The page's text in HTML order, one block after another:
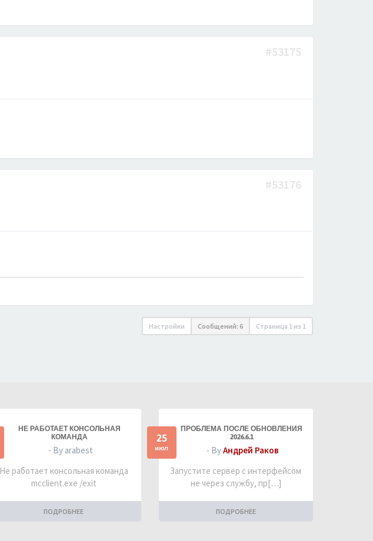
#53175
#53176
Настройки Сообщений: 6 Страница 1 из 1
НЕ РАБОТАЕТ КОНСОЛЬНАЯ
КОМАНДА
- By arabest
Не работает консольная команда
mcclient.exe /exit
ПОДРОБНЕЕ
25
июл
ПРОБЛЕМА ПОСЛЕ ОБНОВЛЕНИЯ
2026.6.1
- ByАндрей Раков
Запустите сервер с интерфейсом
не через службу, пр[…]
ПОДРОБНЕЕ